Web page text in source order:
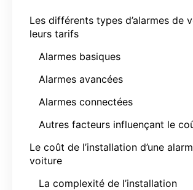
Les différents types d’alarmes de
leurs tarifs
Alarmes basiques
Alarmes avancées
Alarmes connectées
Autres facteurs influençant le
Le coût de l’installation d’une
voiture
La complexité de l’installation